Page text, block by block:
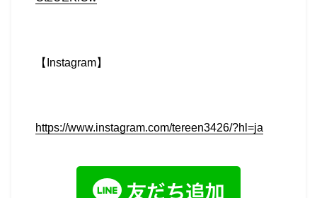
【 Instagram】
https://www.instagram.com/tereen3426/?hl=ja